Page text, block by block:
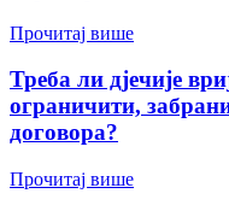
Прочитај више
Треба ли дјечије
ограничити,
договора?
Прочитај више